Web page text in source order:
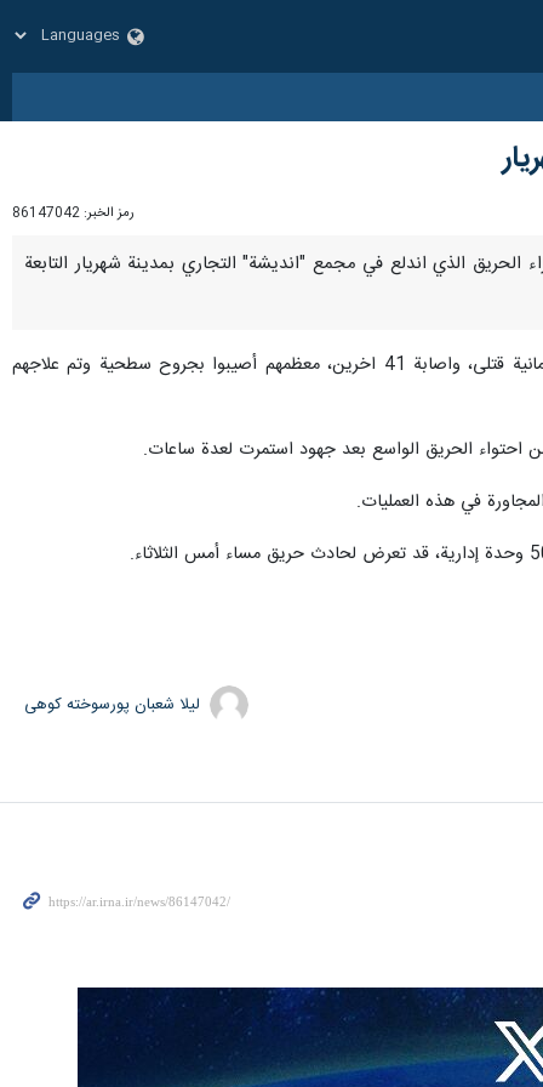
رمز الخبر: 86147042
المتحدث باسم مركز الطوارئ في طهران "شروين تبريزي"، عن مصرع 8 أشخاص جراء الحريق الذي اندلع في مجمع "انديشة" التجاري بمدينة شهريار التابعة
وصرح "شروين تبريزي" في تصريح لـ "إرنا" اليوم الأربعاء : لقد أسفر حادث الحريق بمجمع "انديشة" التجاري عن ثمانية قتلى، واصابة 41 اخرين، معظمهم أصيبوا بجروح سطحية وتم علاجهم
احتواء الحريق الواسع بعد جهود استمرت لعدة ساعات.
في هذه العمليات.
لیلا شعبان پورسوخته کوهی